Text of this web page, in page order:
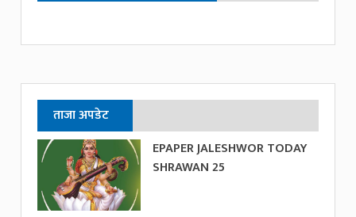
ताजा अपडेट
EPAPER JALESHWOR TODAY
SHRAWAN 25